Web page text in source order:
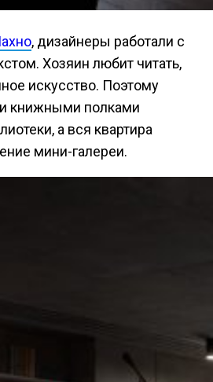
, дизайнеры работали с
Хозяин любит читать,
искусство. Поэтому
книжными полками
а вся квартира
мини-галереи.